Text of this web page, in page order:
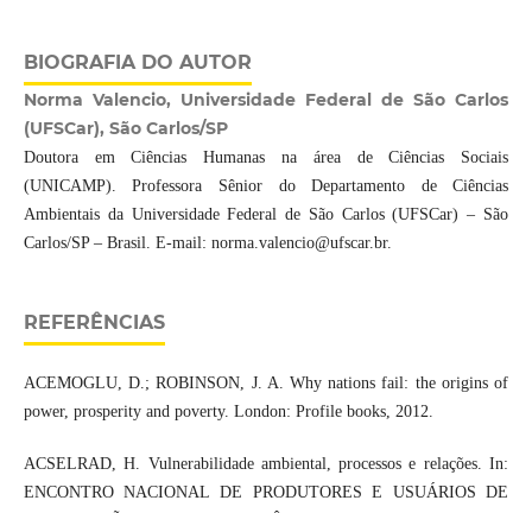
BIOGRAFIA DO AUTOR
Norma Valencio, Universidade Federal de São Carlos
(UFSCar), São Carlos/SP
Doutora em Ciências Humanas na área de Ciências Sociais
(UNICAMP). Professora Sênior do Departamento de Ciências
Ambientais da Universidade Federal de São Carlos (UFSCar) – São
Carlos/SP – Brasil. E-mail: norma.valencio@ufscar.br.
REFERÊNCIAS
ACEMOGLU, D.; ROBINSON, J. A. Why nations fail: the origins of
power, prosperity and poverty. London: Profile books, 2012.
ACSELRAD, H. Vulnerabilidade ambiental, processos e relações. In:
ENCONTRO NACIONAL DE PRODUTORES E USUÁRIOS DE